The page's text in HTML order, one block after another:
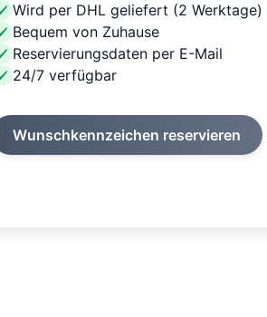
Wird per DHL geliefert (2 Werktage)
Bequem von Zuhause
Reservierungsdaten per E-Mail
24/7 verfügbar
Wunschkennzeichen reservieren